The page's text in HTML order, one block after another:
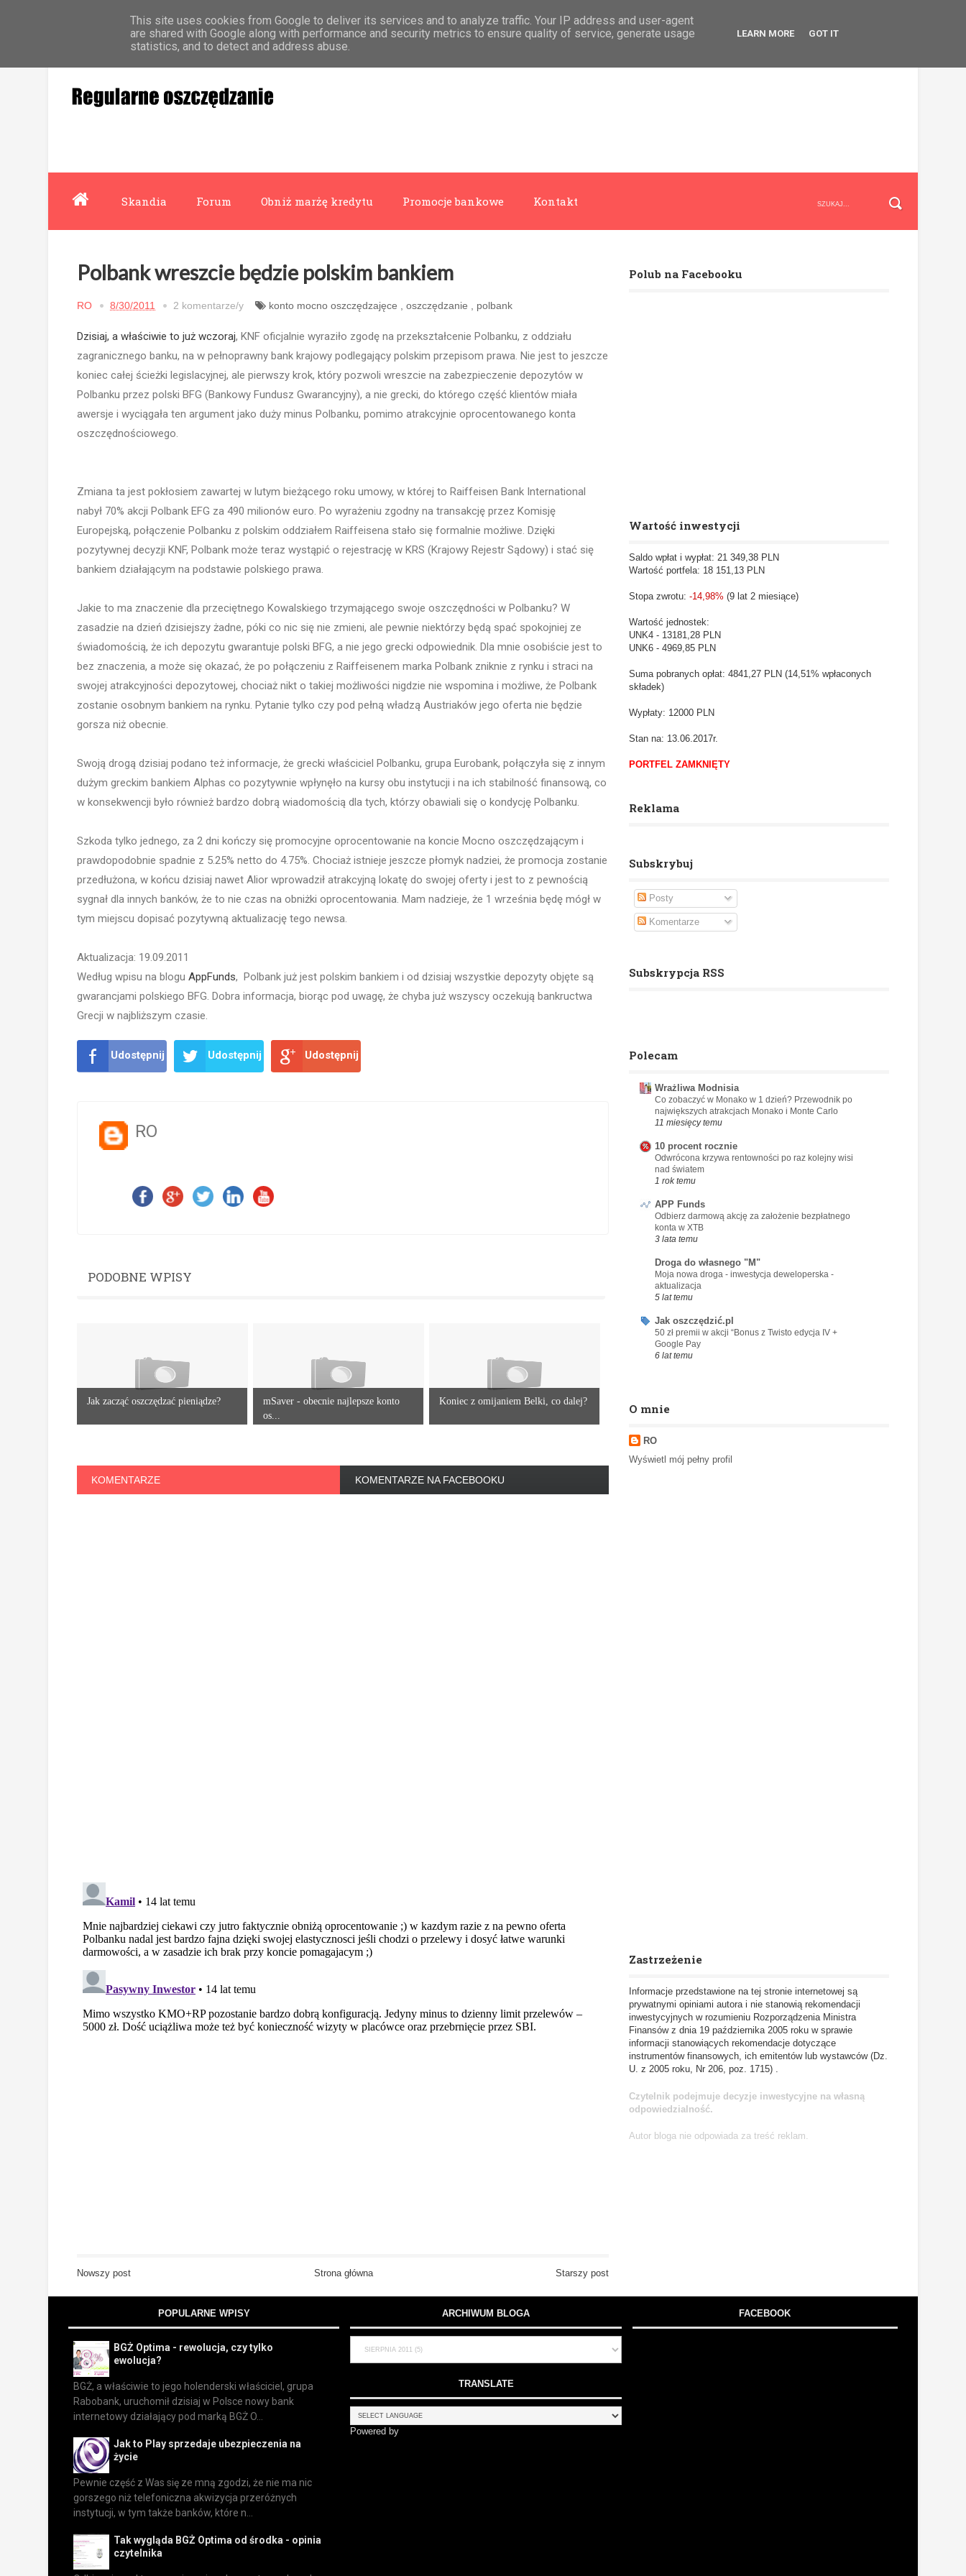
Strona główna Współpraca O mnie
Skandia Forum Obniż marżę kredytu Promocje bankowe Kontakt
Polbank wreszcie będzie polskim bankiem
RO 8/30/2011 2 komentarze/y konto mocno oszczędzajęce oszczędzanie polbank
Dzisiaj, a właściwie to już wczoraj, KNF oficjalnie wyraziło zgodę na przekształcenie Polbanku, z oddziału
zagranicznego banku, na w pełnoprawny bank krajowy podlegający polskim przepisom prawa. Nie jest to jeszcze
koniec całej ścieżki legislacyjnej, ale pierwszy krok, który pozwoli wreszcie na zabezpieczenie depozytów w
Polbanku przez polski BFG (Bankowy Fundusz Gwarancyjny), a nie grecki, do którego część klientów miała
awersje i wyciągała ten argument jako duży minus Polbanku, pomimo atrakcyjnie oprocentowanego konta
oszczędnościowego.
Zmiana ta jest pokłosiem zawartej w lutym bieżącego roku umowy, w której to Raiffeisen Bank International
nabył 70% akcji Polbank EFG za 490 milionów euro. Po wyrażeniu zgodny na transakcję przez Komisję
Europejską, połączenie Polbanku z polskim oddziałem Raiffeisena stało się formalnie możliwe. Dzięki
pozytywnej decyzji KNF, Polbank może teraz wystąpić o rejestrację w KRS (Krajowy Rejestr Sądowy) i stać się
bankiem działającym na podstawie polskiego prawa.
Jakie to ma znaczenie dla przeciętnego Kowalskiego trzymającego swoje oszczędności w Polbanku? W
zasadzie na dzień dzisiejszy żadne, póki co nic się nie zmieni, ale pewnie niektórzy będą spać spokojniej ze
świadomością, że ich depozytu gwarantuje polski BFG, a nie jego grecki odpowiednik. Dla mnie osobiście jest to
bez znaczenia, a może się okazać, że po połączeniu z Raiffeisenem marka Polbank zniknie z rynku i straci na
swojej atrakcyjności depozytowej, chociaż nikt o takiej możliwości nigdzie nie wspomina i możliwe, że Polbank
zostanie osobnym bankiem na rynku. Pytanie tylko czy pod pełną władzą Austriaków jego oferta nie będzie
gorsza niż obecnie.
Swoją drogą dzisiaj podano też informacje, że grecki właściciel Polbanku, grupa Eurobank, połączyła się z innym
dużym greckim bankiem Alphas co pozytywnie wpłynęło na kursy obu instytucji i na ich stabilność finansową, co
w konsekwencji było również bardzo dobrą wiadomością dla tych, którzy obawiali się o kondycję Polbanku.
Szkoda tylko jednego, za 2 dni kończy się promocyjne oprocentowanie na koncie Mocno oszczędzającym i
prawdopodobnie spadnie z 5.25% netto do 4.75%. Chociaż istnieje jeszcze płomyk nadziei, że promocja zostanie
przedłużona, w końcu dzisiaj nawet Alior wprowadził atrakcyjną lokatę do swojej oferty i jest to z pewnością
sygnał dla innych banków, że to nie czas na obniżki oprocentowania. Mam nadzieje, że 1 września będę mógł w
tym miejscu dopisać pozytywną aktualizację tego newsa.
Aktualizacja: 19.09.2011
Według wpisu na blogu AppFunds, Polbank już jest polskim bankiem i od dzisiaj wszystkie depozyty objęte są
gwarancjami polskiego BFG. Dobra informacja, biorąc pod uwagę, że chyba już wszyscy oczekują bankructwa
Grecji w najbliższym czasie.
Udostępnij Udostępnij Udostępnij
RO
PODOBNE WPISY
Jak zacząć oszczędzać pieniądze?
mSaver - obecnie najlepsze konto
os...
Koniec z omijaniem Belki, co dalej?
KOMENTARZE KOMENTARZE NA FACEBOOKU
Nowszy post Starszy post
Strona główna
Polub na Facebooku
Wartość inwestycji
Saldo wpłat i wypłat: 21 349,38 PLN
Wartość portfela: 18 151,13 PLN
Stopa zwrotu:-14,98% (9 lat 2 miesiące)
Wartość jednostek:
UNK4 - 13181,28 PLN
UNK6 - 4969,85 PLN
Suma pobranych opłat: 4841,27 PLN (14,51% wpłaconych
składek)
Wypłaty: 12000 PLN
Stan na: 13.06.2017r.
PORTFEL ZAMKNIĘTY
Reklama
Subskrybuj
Posty
Komentarze
Subskrypcja RSS
Polecam
Wrażliwa Modnisia
Co zobaczyć w Monako w 1 dzień? Przewodnik po
największych atrakcjach Monako i Monte Carlo
11 miesięcy temu
10 procent rocznie
Odwrócona krzywa rentowności po raz kolejny wisi
nad światem
1 rok temu
APP Funds
Odbierz darmową akcję za założenie bezpłatnego
konta w XTB
3 lata temu
Droga do własnego "M"
Moja nowa droga - inwestycja deweloperska -
aktualizacja
5 lat temu
Jak oszczędzić.pl
50 zł premii w akcji “Bonus z Twisto edycja IV +
Google Pay
6 lat temu
O mnie
RO
Wyświetl mój pełny profil
Zastrzeżenie
Informacje przedstawione na tej stronie internetowej są
prywatnymi opiniami autora i nie stanowią rekomendacji
inwestycyjnych w rozumieniu Rozporządzenia Ministra
Finansów z dnia 19 października 2005 roku w sprawie
informacji stanowiących rekomendacje dotyczące
instrumentów finansowych, ich emitentów lub wystawców (Dz.
U. z 2005 roku, Nr 206, poz. 1715) .
Czytelnik podejmuje decyzje inwestycyjne na własną
odpowiedzialność.
Autor bloga nie odpowiada za treść reklam.
POPULARNE WPISY
BGŻ Optima - rewolucja, czy tylko
ewolucja?
BGŻ, a właściwie to jego holenderski właściciel, grupa
Rabobank, uruchomił dzisiaj w Polsce nowy bank
internetowy działający pod marką BGŻ O...
Jak to Play sprzedaje ubezpieczenia na
życie
Pewnie część z Was się ze mną zgodzi, że nie ma nic
gorszego niż telefoniczna akwizycja przeróżnych
instytucji, w tym także banków, które n...
Tak wygląda BGŻ Optima od środka - opinia
czytelnika
ARCHIWUM BLOGA
TRANSLATE
Powered by
FACEBOOK
This site uses cookies from Google to deliver its services and to analyze traffic. Your IP address and user-agent
are shared with Google along with performance and security metrics to ensure quality of service, generate usage
statistics, and to detect and address abuse.
LEARN MORE GOT IT